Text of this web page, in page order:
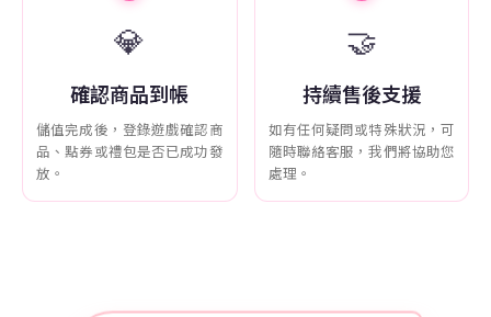
💎
確認商品到帳
儲值完成後，登錄遊戲確認商
品、點券或禮包是否已成功發
放。
🤝
持續售後支援
如有任何疑問或特殊狀況，可
隨時聯絡客服，我們將協助您
處理。